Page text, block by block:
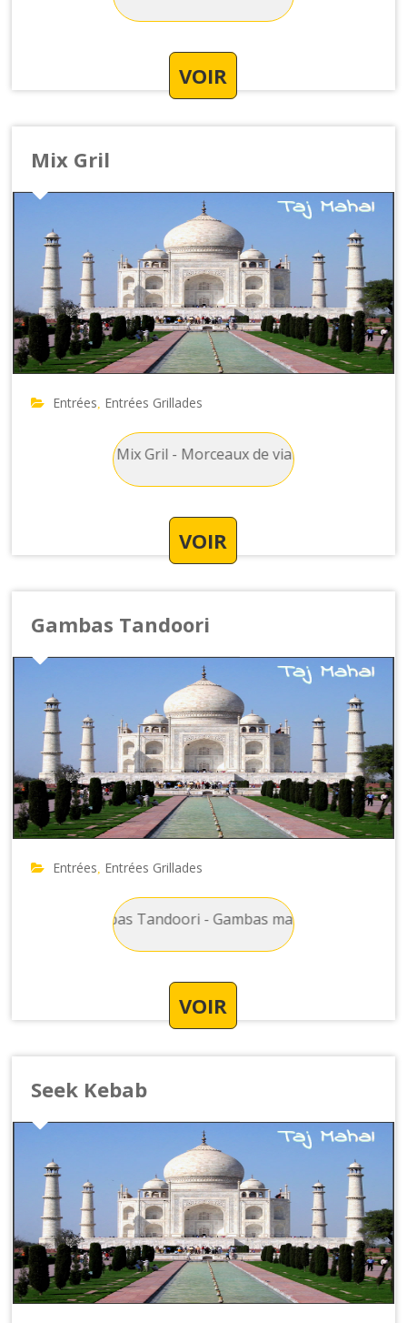
VOIR
Mix Gril
Entrées Entrées Grillades
Grillades : Mix Gril - Morceaux de viande mélangée pour
VOIR
Gambas Tandoori
Entrées Entrées Grillades
: Gambas Tandoori - Gambas marinées avec des
VOIR
Seek Kebab